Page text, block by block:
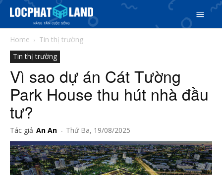
Search
Home
Tin thị trường
Tin thị trường
Vì sao dự án Cát Tường
Park House thu hút nhà đầu
tư?
Tác giả An An - Thứ Ba, 19/08/2025